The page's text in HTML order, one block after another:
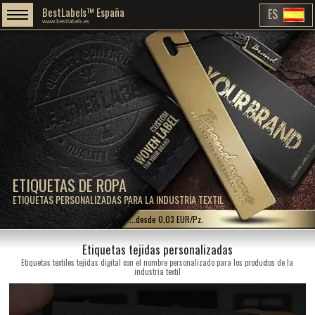
ETIQUETAS DE ROPA
ETIQUETAS PERSONALIZADAS PARA LA INDUSTRIA TEXTIL
BestLabels™ España
www.bestlabels.es ES
...desde 0,03 EUR/Pz.
Etiquetas tejidas personalizadas
Etiquetas textiles tejidas digital con el nombre personalizado para los productos de la
industria textil